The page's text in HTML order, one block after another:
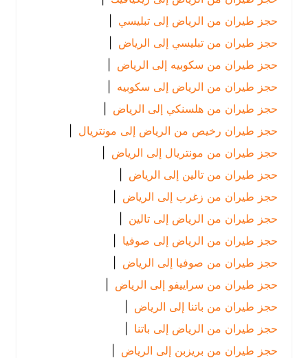
حجز طيران من الرياض إلى تبليسي |
حجز طيران من تبليسي إلى الرياض
|
حجز طيران من سكوبيه إلى الرياض
|
حجز طيران من الرياض إلى سكوبيه |
حجز طيران من هلسنكي إلى الرياض
|
حجز طيران رخيص من الرياض إلى مونتريال |
حجز طيران من مونتريال إلى الرياض
|
حجز طيران من تالين إلى الرياض
|
حجز طيران من زغرب إلى الرياض
|
حجز طيران من الرياض إلى تالين
|
حجز طيران من الرياض إلى صوفيا
|
حجز طيران من صوفيا إلى الرياض
|
حجز طيران من سراييفو إلى الرياض
|
حجز طيران من باتنا إلى الرياض
|
حجز طيران من الرياض إلى باتنا |
حجز طيران من بريزبن إلى الرياض
|